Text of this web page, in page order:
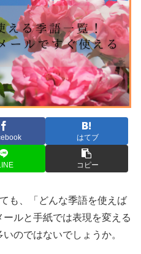
はてブ
コピー
も、「どんな季語を使えば
ルと手紙では表現を変える
のではないでしょうか。